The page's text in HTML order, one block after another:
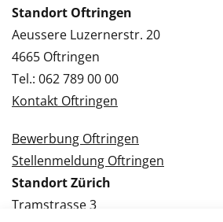
Standort Oftringen
Aeussere Luzernerstr. 20
4665 Oftringen
Tel.: 062 789 00 00
Kontakt Oftringen
Bewerbung Oftringen
Stellenmeldung Oftringen
Standort Zürich
Tramstrasse 3